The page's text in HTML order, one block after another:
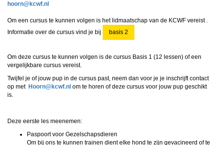
nrooh@kcwf.nl
Om een cursus te kunnen volgen is het lidmaatschap van de KCWF vereist .
Informatie over de cursus vind je bij
basis 2
Om deze cursus te kunnen volgen is de cursus Basis 1 (12 lessen) of een
vergelijkbare cursus vereist.
Twijfel je of jouw pup in de cursus past, neem dan voor je je inschrijft contact
op met nrooH@kcwf.nl om te horen of deze cursus voor jouw pup geschikt
is.
Deze eerste les meenemen:
Paspoort voor Gezelschapsdieren
Om bij ons te kunnen trainen dient elke hond te zijn gevacineerd of te